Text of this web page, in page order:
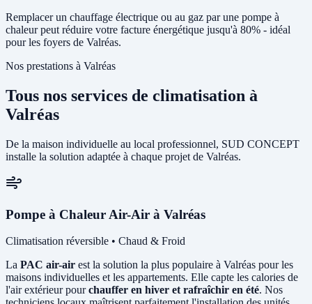
Remplacer un chauffage électrique ou au gaz par une pompe à
chaleur peut réduire votre facture énergétique jusqu'à 80% - idéal
pour les foyers de Valréas.
Nos prestations à Valréas
Tous nos services de climatisation à
Valréas
De la maison individuelle au local professionnel, SUD CONCEPT
installe la solution adaptée à chaque projet de Valréas.
Pompe à Chaleur Air-Air à Valréas
Climatisation réversible • Chaud & Froid
La PAC air-air est la solution la plus populaire à Valréas pour les
maisons individuelles et les appartements. Elle capte les calories de
l'air extérieur pourchauffer en hiver et rafraîchir en été. Nos